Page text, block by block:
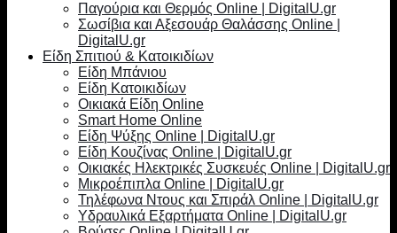
Παγούρια και Θερμός Online | DigitalU.gr
Σωσίβια και Αξεσουάρ Θαλάσσης Online |
DigitalU.gr
Είδη Σπιτιού & Κατοικιδίων
Είδη Μπάνιου
Είδη Κατοικιδίων
Οικιακά Είδη Online
Smart Home Online
Είδη Ψύξης Online | DigitalU.gr
Είδη Κουζίνας Online | DigitalU.gr
Οικιακές Ηλεκτρικές Συσκευές Online | DigitalU.gr
Μικροέπιπλα Online | DigitalU.gr
Τηλέφωνα Ντους και Σπιράλ Online | DigitalU.gr
Υδραυλικά Εξαρτήματα Online | DigitalU.gr